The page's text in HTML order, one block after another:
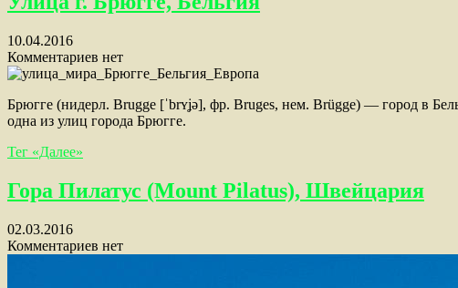
10.04.2016
Комментариев нет
Брюгге (нидерл. Brugge [ˈbrʏʝə], фр. Bruges, нем. Brügge) — город в
одна из улиц города Брюгге.
Тег «Далее»
Гора Пилатус (Mount Pilatus), Швейцария
02.03.2016
Комментариев нет